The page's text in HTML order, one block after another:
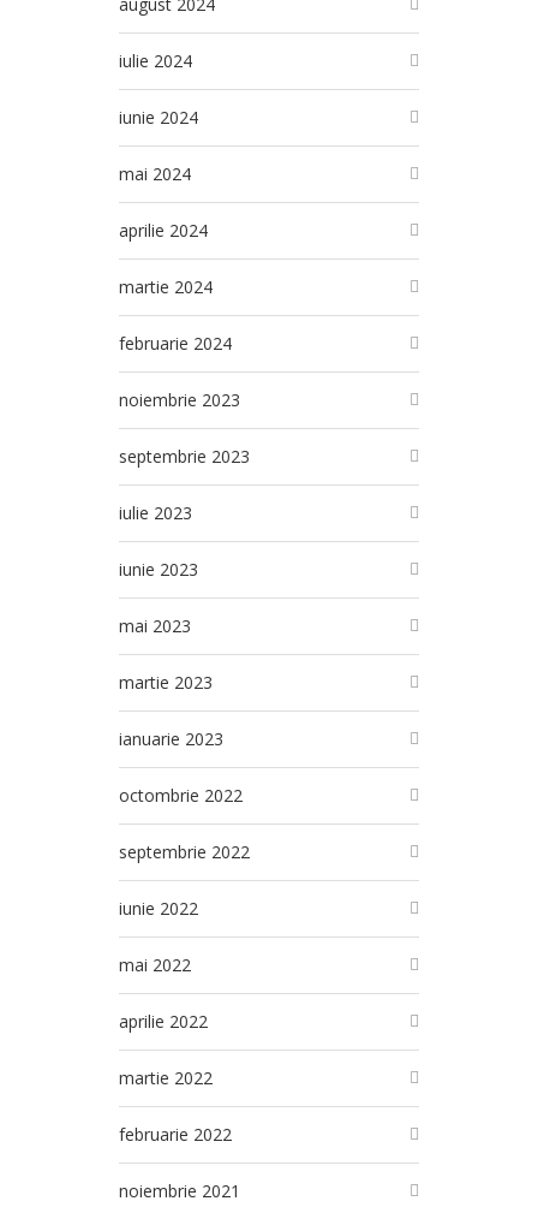
iulie 2024
iunie 2024
mai 2024
aprilie 2024
martie 2024
februarie 2024
noiembrie 2023
septembrie 2023
iulie 2023
iunie 2023
mai 2023
martie 2023
ianuarie 2023
octombrie 2022
septembrie 2022
iunie 2022
mai 2022
aprilie 2022
martie 2022
februarie 2022
noiembrie 2021